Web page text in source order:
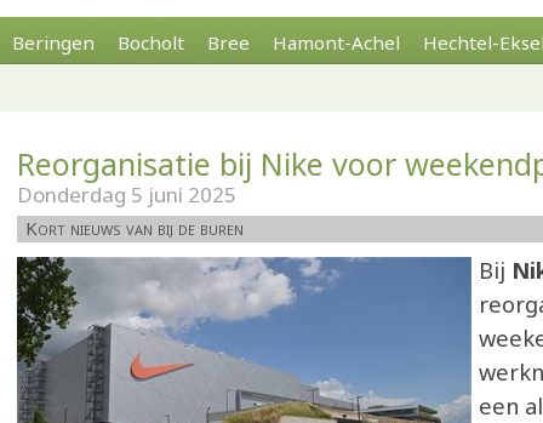
Beringen Bocholt Bree Hamont-Achel Hechtel-
Reorganisatie bij Nike voor
Donderdag 5 juni 2025
Kort nieuws van bij de buren
Bij
een